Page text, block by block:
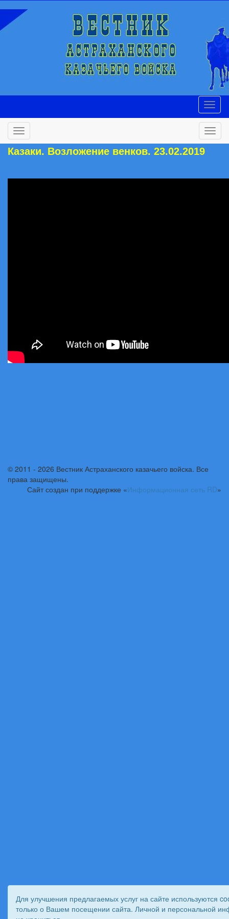
Казаки. Возложение венков. 23.02.2019
© 2011 - 2026 Вестник Астраханского казачьего войска. Все
права защищены.
Сайт создан при поддержке «Информационная сеть RD»
Для улучшения предлагаемых услуг на сайте используются
только о Вашем посещении сайта. Личной и персональной